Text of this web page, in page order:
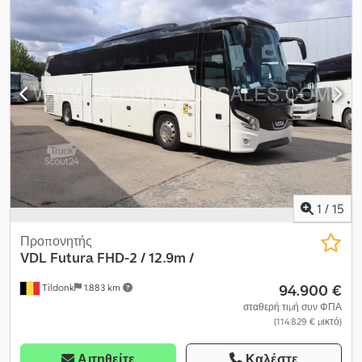
Spierings SK498-AT4 8x6 4-axle tower crane, carrier engine DAF
300KW / upper structure John Deere 129KW (new engine in
2022). Permissible total weight 48,000kg. Max. lifting capacity with
jib at 12.85m = 8t / at 44m = 1.9t. Max. lifting capacity 8.0t. Max. load
moment 103tm. Max. jib length 44m. Overall length 15,975mm.
Dkodpfx Aloyvxyhe Aor German vehicle Single owner
1 / 15
Tildonk 1.883 km
Προπονητής
VDL Futura FHD-2 / 12.9m /
94.900 €
σταθερή τιμή συν ΦΠΑ
(114.829 € μικτό)
Αιτηθείτε Καλέστε